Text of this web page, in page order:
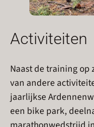
Activiteiten
Naast de training
van andere
jaarlijkse
een bike park,